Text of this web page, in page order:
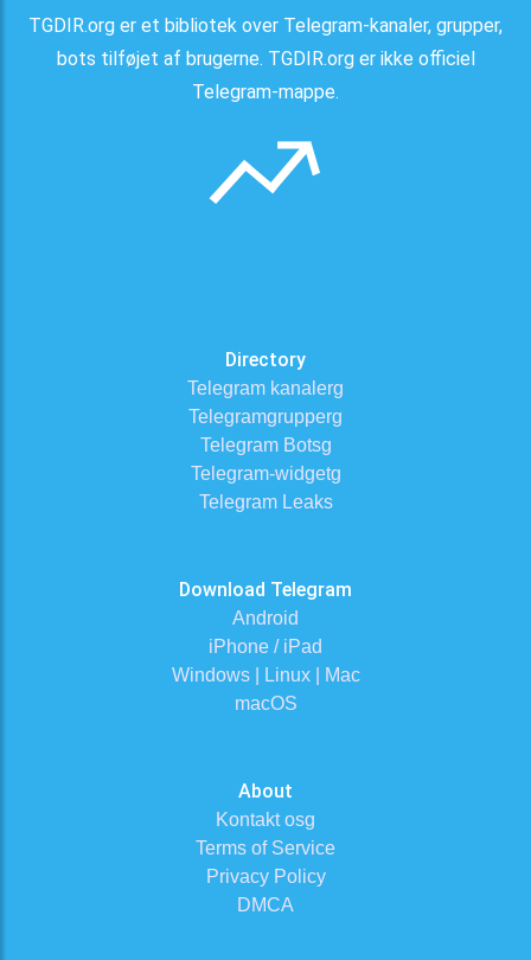
TGDIR.org er et bibliotek over Telegram-kanaler, grupper,
bots tilføjet af brugerne. TGDIR.org er ikke officiel
Telegram-mappe.
Directory
Telegram kanalerg
Telegramgrupperg
Telegram Botsg
Telegram-widgetg
Telegram Leaks
Download Telegram
Android
iPhone / iPad
Windows | Linux | Mac
macOS
About
Kontakt osg
Terms of Service
Privacy Policy
DMCA